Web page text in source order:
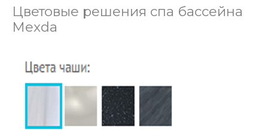
Цветовые решения спа бассейна
Mexda